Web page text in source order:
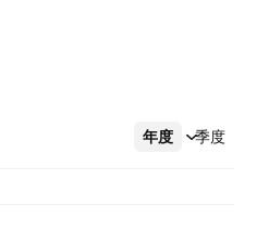
年度 季度
更多